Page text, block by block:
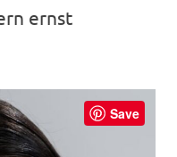
ernst
Save